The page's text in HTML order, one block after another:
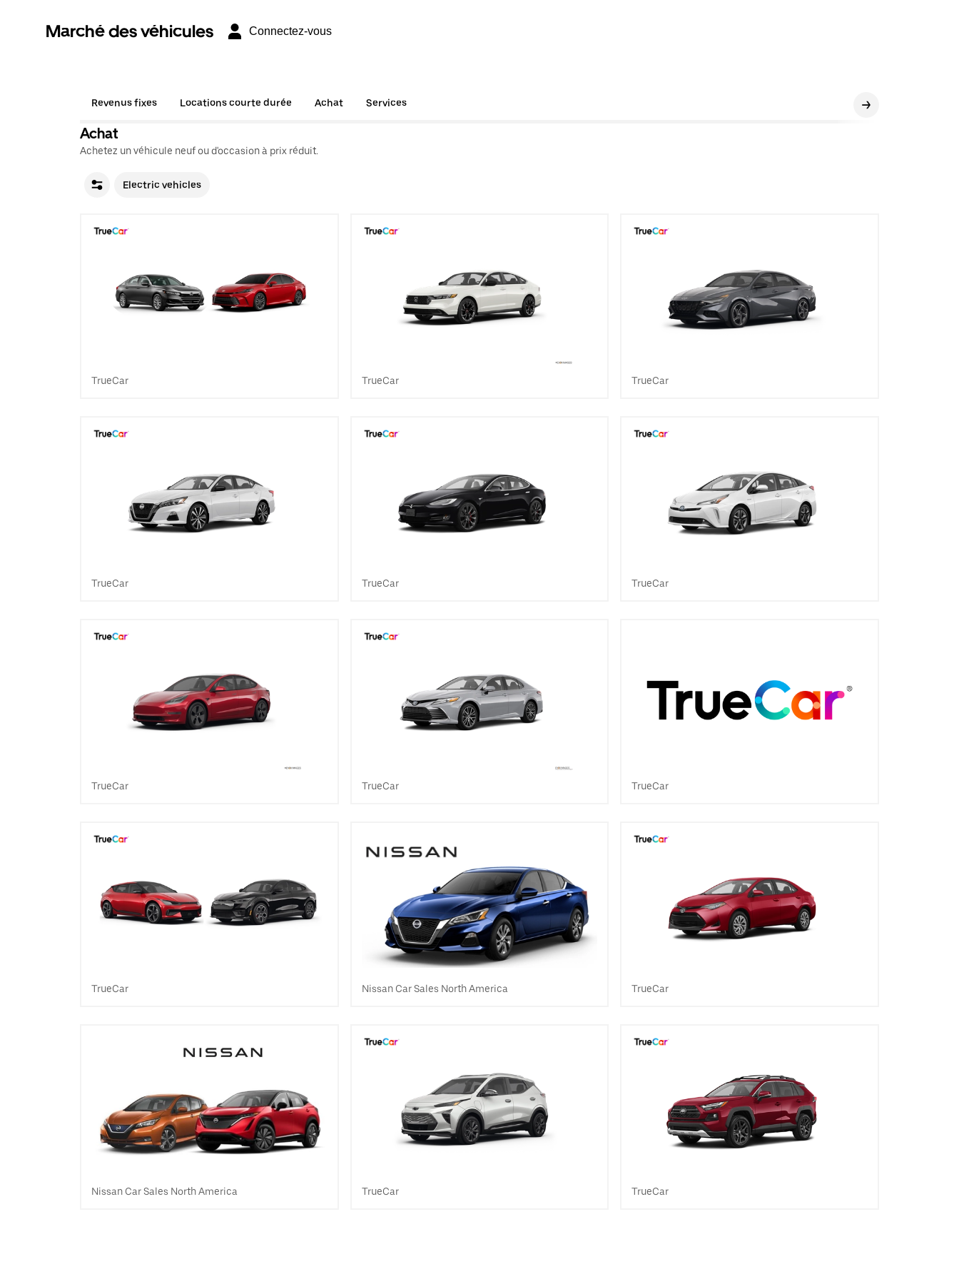
Marché des véhicules Connectez-vous
Revenus fixes Locations courte durée Achat Services
Achat
Achetez un véhicule neuf ou d'occasion à prix réduit.
Electric vehicles
TrueCar TrueCar TrueCar
TrueCar TrueCar TrueCar
TrueCar TrueCar TrueCar
TrueCar Nissan Car Sales North America TrueCar
Nissan Car Sales North America TrueCar TrueCar